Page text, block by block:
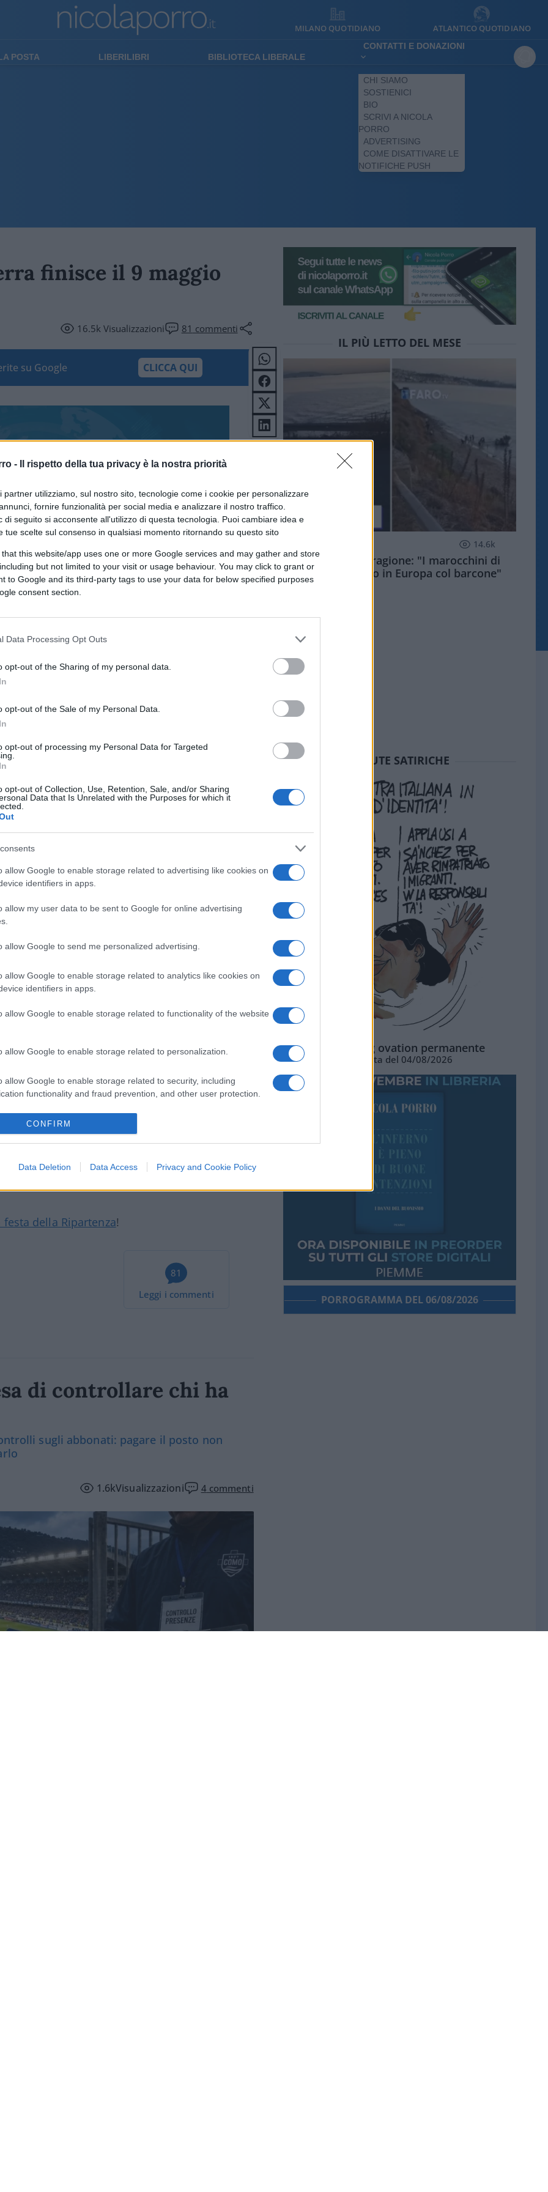
- Il rispetto della tua privacy è la nostra priorità
partner utilizziamo, sul nostro sito, tecnologie come i cookie per personalizzare
fornire funzionalità per social media e analizzare il nostro traffico.
di seguito si acconsente all'utilizzo di questa tecnologia. Puoi cambiare idea e
tue scelte sul consenso in qualsiasi momento ritornando su questo sito
that this website/app uses one or more Google services and may gather and store
but not limited to your visit or usage behaviour. You may click to grant or
to Google and its third-party tags to use your data for below specified purposes
consent section.
Data Processing Opt Outs
opt-out of the Sharing of my personal data.
opt-out of the Sale of my Personal Data.
opt-out of processing my Personal Data for Targeted
opt-out of Collection, Use, Retention, Sale, and/or Sharing
Data that Is Unrelated with the Purposes for which it
allow Google to enable storage related to advertising like cookies on
identifiers in apps.
allow my user data to be sent to Google for online advertising
allow Google to send me personalized advertising.
allow Google to enable storage related to analytics like cookies on
identifiers in apps.
allow Google to enable storage related to functionality of the website
allow Google to enable storage related to personalization.
allow Google to enable storage related to security, including
functionality and fraud prevention, and other user protection.
CONFIRM
Data Deletion Data Access Privacy and Cookie Policy
MILANO QUOTIDIANO ATLANTICO QUOTIDIANO
POSTA LIBERILIBRI BIBLIOTECA LIBERALE
CONTATTI E DONAZIONI
CHI SIAMO
SOSTIENICI
BIO
SCRIVI A NICOLA
PORRO
ADVERTISING
COME DISATTIVARE LE
NOTIFICHE PUSH
finisce il 9 maggio
16.5kVisualizzazioni 81 commenti
su Google CLICCA QUI
maggio è la data della fine della guerra
scadenza qualcuno l’aveva mai sentita?
il “Giornale” è “La solita Europa”. Ora la
Tempo”, c’è della verità.
donazioni!
le divisioni europee.
e Minzolini Giovanni Paolo II e i missili
Quirico
per l’articolo scritto sulla
York Times” su Mosca.
di Giuliano Ferrara aGiuseppe Conte.
e Greco.
della Ripartenza!
81
Leggi i commenti
di controllare chi ha
sugli abbonati: pagare il posto non
1.6kVisualizzazioni 4 commenti
IL PIÙ LETTO DEL MESE
14.6k
Meloni aveva ragione: "I marocchini di
Ceuta sbarcano in Europa col barcone"
SEDUTE SATIRICHE
La standing ovation permanente
Vignetta del 04/08/2026
PORROGRAMMA DEL 06/08/2026